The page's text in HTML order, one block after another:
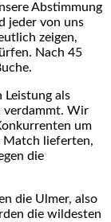
Abstimmung
jeder von uns
zeigen,
Nach 45
Leistung als
verdammt. Wir
um
Match lieferten,
die
die Ulmer, also
die wildesten